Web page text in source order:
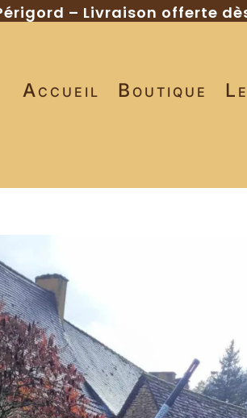
– Livraison offerte
Accueil Boutique